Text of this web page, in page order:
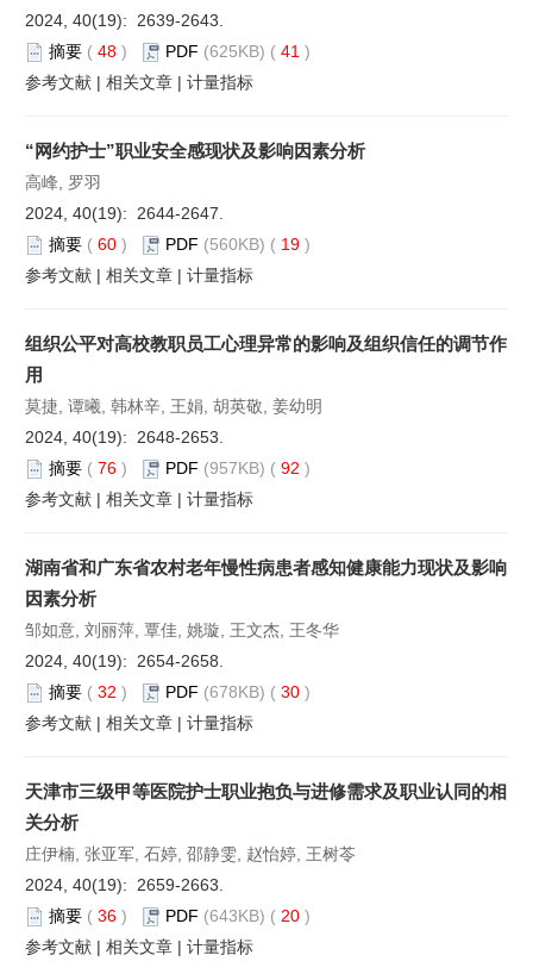
2024, 40(19): 2639-2643.
摘要 ( 48 ) PDF (625KB) ( 41 )
参考文献 | 相关文章 | 计量指标
“网约护士”职业安全感现状及影响因素分析
高峰, 罗羽
2024, 40(19): 2644-2647.
摘要 ( 60 ) PDF (560KB) ( 19 )
参考文献 | 相关文章 | 计量指标
组织公平对高校教职员工心理异常的影响及组织信任的调节作
用
莫捷, 谭曦, 韩林辛, 王娟, 胡英敬, 姜幼明
2024, 40(19): 2648-2653.
摘要 ( 76 ) PDF (957KB) ( 92 )
参考文献 | 相关文章 | 计量指标
湖南省和广东省农村老年慢性病患者感知健康能力现状及影响
因素分析
邹如意, 刘丽萍, 覃佳, 姚璇, 王文杰, 王冬华
2024, 40(19): 2654-2658.
摘要 ( 32 ) PDF (678KB) ( 30 )
参考文献 | 相关文章 | 计量指标
天津市三级甲等医院护士职业抱负与进修需求及职业认同的相
关分析
庄伊楠, 张亚军, 石婷, 邵静雯, 赵怡婷, 王树苓
2024, 40(19): 2659-2663.
摘要 ( 36 ) PDF (643KB) ( 20 )
参考文献 | 相关文章 | 计量指标